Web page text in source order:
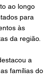
ao longo
para
às
da região.
a
famílias do